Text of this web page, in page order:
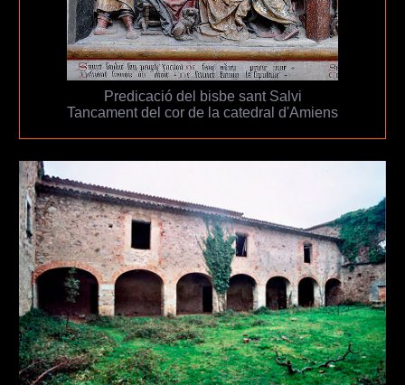
Predicació del bisbe sant Salvi
Tancament del cor de la catedral d'Amiens